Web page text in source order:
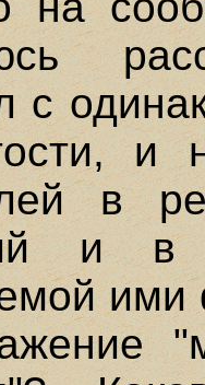
с
и
в
и в
ими